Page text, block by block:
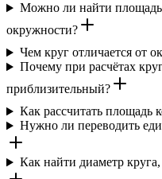
Можно ли найти площадь
окружности?
Чем круг отличается от
Почему при расчётах
приблизительный?
Как рассчитать площадь
Нужно ли переводить
Как найти диаметр